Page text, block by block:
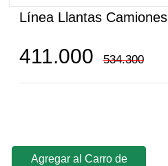
Línea Llantas Camiones
411.000 534.300
Agregar al Carro de